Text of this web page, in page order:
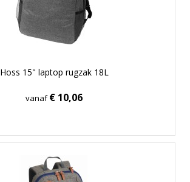
Hoss 15" laptop rugzak 18L
vanaf€ 10,06